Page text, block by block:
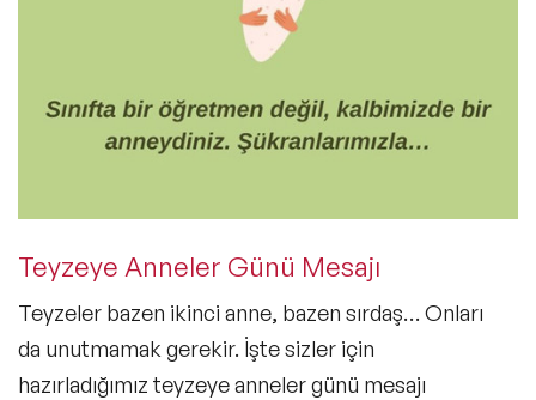
Teyzeye Anneler Günü Mesajı
Teyzeler bazen ikinci anne, bazen sırdaş… Onları
da unutmamak gerekir. İşte sizler için
hazırladığımız teyzeye anneler günü mesajı